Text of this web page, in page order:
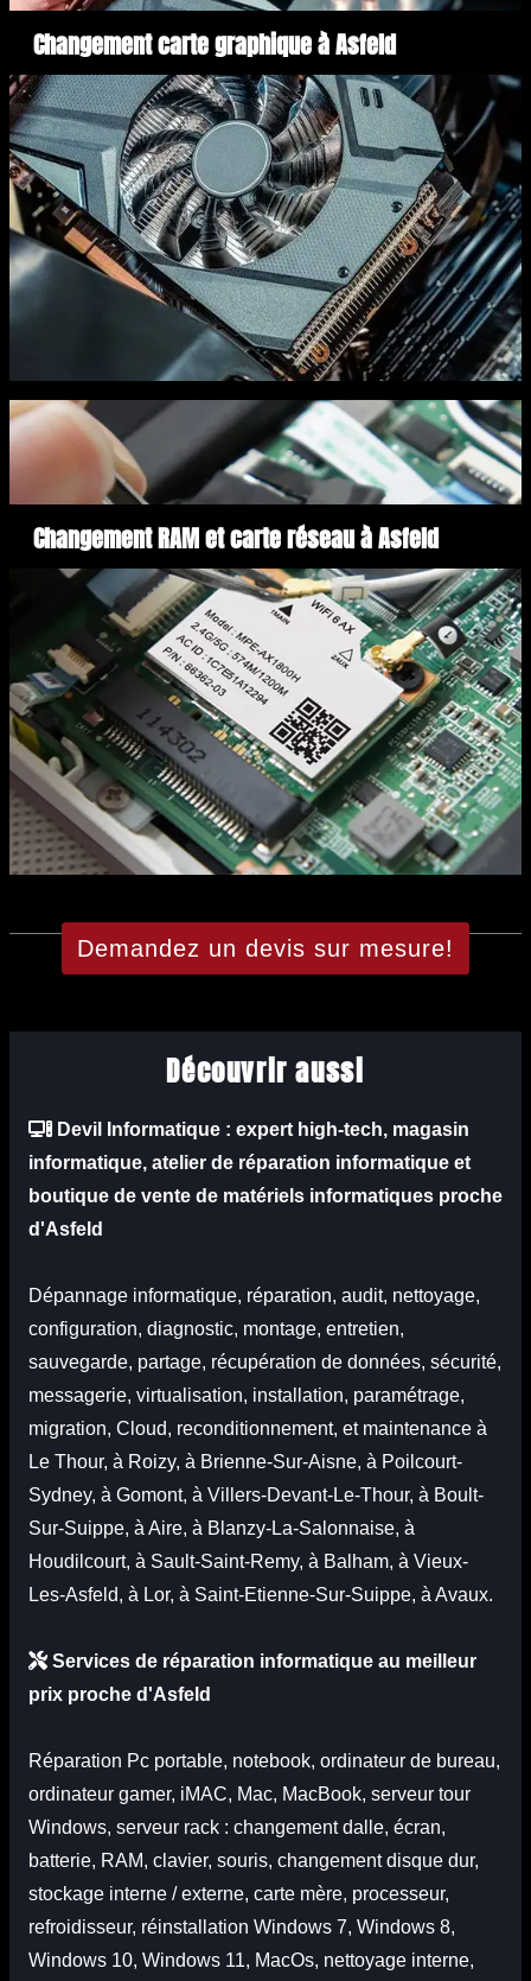
Changement carte graphique à Asfeld
Changement RAM et carte réseau à Asfeld
Demandez un devis sur mesure!
Découvrir aussi
Devil Informatique : expert high-tech, magasin
informatique, atelier de réparation informatique et
boutique de vente de matériels informatiques proche
d'Asfeld
Dépannage informatique, réparation, audit, nettoyage,
configuration, diagnostic, montage, entretien,
sauvegarde, partage, récupération de données, sécurité,
messagerie, virtualisation, installation, paramétrage,
migration, Cloud, reconditionnement, et maintenance à
Le Thour, à Roizy, à Brienne-Sur-Aisne, à Poilcourt-
Sydney, à Gomont, à Villers-Devant-Le-Thour, à Boult-
Sur-Suippe, à Aire, à Blanzy-La-Salonnaise, à
Houdilcourt, à Sault-Saint-Remy, à Balham, à Vieux-
Les-Asfeld, à Lor, à Saint-Etienne-Sur-Suippe, à Avaux.
Services de réparation informatique au meilleur
prix proche d'Asfeld
Réparation Pc portable, notebook, ordinateur de bureau,
ordinateur gamer, iMAC, Mac, MacBook, serveur tour
Windows, serveur rack : changement dalle, écran,
batterie, RAM, clavier, souris, changement disque dur,
stockage interne / externe, carte mère, processeur,
refroidisseur, réinstallation Windows 7, Windows 8,
Windows 10, Windows 11, MacOs, nettoyage interne,